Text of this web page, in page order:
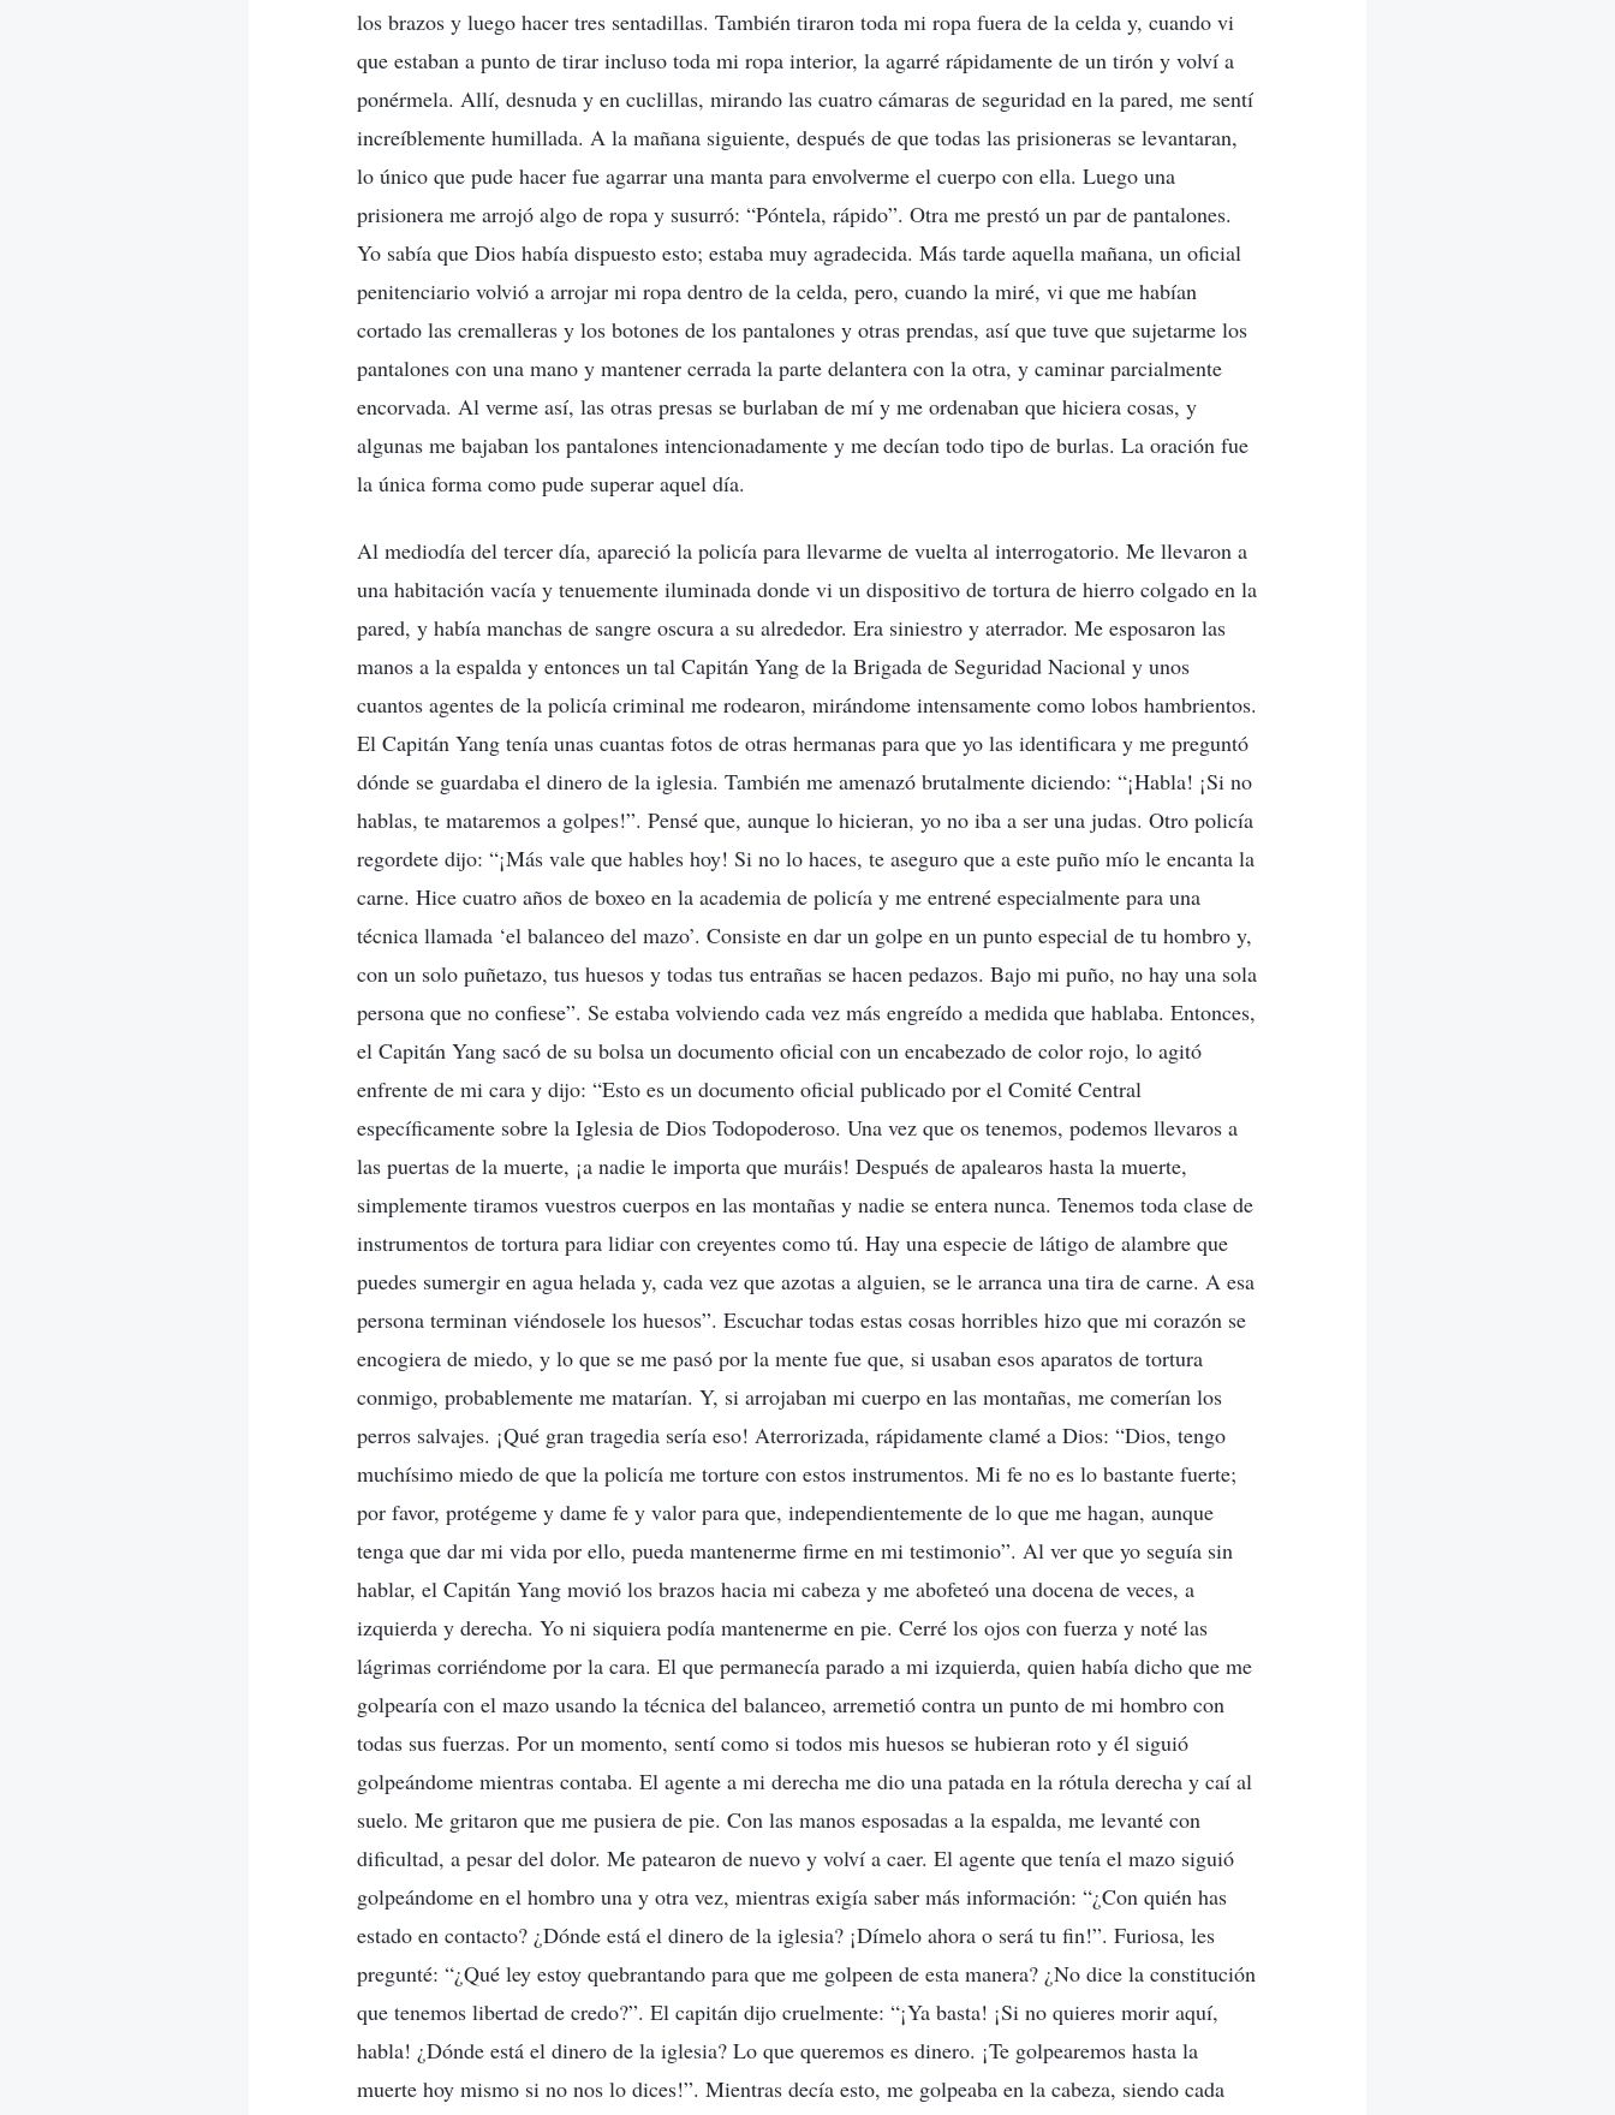
los brazos y luego hacer tres sentadillas. También tiraron toda mi ropa fuera de la celda y, cuando vi
que estaban a punto de tirar incluso toda mi ropa interior, la agarré rápidamente de un tirón y volví a
ponérmela. Allí, desnuda y en cuclillas, mirando las cuatro cámaras de seguridad en la pared, me sentí
increíblemente humillada. A la mañana siguiente, después de que todas las prisioneras se levantaran,
lo único que pude hacer fue agarrar una manta para envolverme el cuerpo con ella. Luego una
prisionera me arrojó algo de ropa y susurró: “Póntela, rápido”. Otra me prestó un par de pantalones.
Yo sabía que Dios había dispuesto esto; estaba muy agradecida. Más tarde aquella mañana, un oficial
penitenciario volvió a arrojar mi ropa dentro de la celda, pero, cuando la miré, vi que me habían
cortado las cremalleras y los botones de los pantalones y otras prendas, así que tuve que sujetarme los
pantalones con una mano y mantener cerrada la parte delantera con la otra, y caminar parcialmente
encorvada. Al verme así, las otras presas se burlaban de mí y me ordenaban que hiciera cosas, y
algunas me bajaban los pantalones intencionadamente y me decían todo tipo de burlas. La oración fue
la única forma como pude superar aquel día.
Al mediodía del tercer día, apareció la policía para llevarme de vuelta al interrogatorio. Me llevaron a
una habitación vacía y tenuemente iluminada donde vi un dispositivo de tortura de hierro colgado en la
pared, y había manchas de sangre oscura a su alrededor. Era siniestro y aterrador. Me esposaron las
manos a la espalda y entonces un tal Capitán Yang de la Brigada de Seguridad Nacional y unos
cuantos agentes de la policía criminal me rodearon, mirándome intensamente como lobos hambrientos.
El Capitán Yang tenía unas cuantas fotos de otras hermanas para que yo las identificara y me preguntó
dónde se guardaba el dinero de la iglesia. También me amenazó brutalmente diciendo: “¡Habla! ¡Si no
hablas, te mataremos a golpes!”. Pensé que, aunque lo hicieran, yo no iba a ser una judas. Otro policía
regordete dijo: “¡Más vale que hables hoy! Si no lo haces, te aseguro que a este puño mío le encanta la
carne. Hice cuatro años de boxeo en la academia de policía y me entrené especialmente para una
técnica llamada ‘el balanceo del mazo’. Consiste en dar un golpe en un punto especial de tu hombro y,
con un solo puñetazo, tus huesos y todas tus entrañas se hacen pedazos. Bajo mi puño, no hay una sola
persona que no confiese”. Se estaba volviendo cada vez más engreído a medida que hablaba. Entonces,
el Capitán Yang sacó de su bolsa un documento oficial con un encabezado de color rojo, lo agitó
enfrente de mi cara y dijo: “Esto es un documento oficial publicado por el Comité Central
específicamente sobre la Iglesia de Dios Todopoderoso. Una vez que os tenemos, podemos llevaros a
las puertas de la muerte, ¡a nadie le importa que muráis! Después de apalearos hasta la muerte,
simplemente tiramos vuestros cuerpos en las montañas y nadie se entera nunca. Tenemos toda clase de
instrumentos de tortura para lidiar con creyentes como tú. Hay una especie de látigo de alambre que
puedes sumergir en agua helada y, cada vez que azotas a alguien, se le arranca una tira de carne. A esa
persona terminan viéndosele los huesos”. Escuchar todas estas cosas horribles hizo que mi corazón se
encogiera de miedo, y lo que se me pasó por la mente fue que, si usaban esos aparatos de tortura
conmigo, probablemente me matarían. Y, si arrojaban mi cuerpo en las montañas, me comerían los
perros salvajes. ¡Qué gran tragedia sería eso! Aterrorizada, rápidamente clamé a Dios: “Dios, tengo
muchísimo miedo de que la policía me torture con estos instrumentos. Mi fe no es lo bastante fuerte;
por favor, protégeme y dame fe y valor para que, independientemente de lo que me hagan, aunque
tenga que dar mi vida por ello, pueda mantenerme firme en mi testimonio”. Al ver que yo seguía sin
hablar, el Capitán Yang movió los brazos hacia mi cabeza y me abofeteó una docena de veces, a
izquierda y derecha. Yo ni siquiera podía mantenerme en pie. Cerré los ojos con fuerza y noté las
lágrimas corriéndome por la cara. El que permanecía parado a mi izquierda, quien había dicho que me
golpearía con el mazo usando la técnica del balanceo, arremetió contra un punto de mi hombro con
todas sus fuerzas. Por un momento, sentí como si todos mis huesos se hubieran roto y él siguió
golpeándome mientras contaba. El agente a mi derecha me dio una patada en la rótula derecha y caí al
suelo. Me gritaron que me pusiera de pie. Con las manos esposadas a la espalda, me levanté con
dificultad, a pesar del dolor. Me patearon de nuevo y volví a caer. El agente que tenía el mazo siguió
golpeándome en el hombro una y otra vez, mientras exigía saber más información: “¿Con quién has
estado en contacto? ¿Dónde está el dinero de la iglesia? ¡Dímelo ahora o será tu fin!”. Furiosa, les
pregunté: “¿Qué ley estoy quebrantando para que me golpeen de esta manera? ¿No dice la constitución
que tenemos libertad de credo?”. El capitán dijo cruelmente: “¡Ya basta! ¡Si no quieres morir aquí,
habla! ¿Dónde está el dinero de la iglesia? Lo que queremos es dinero. ¡Te golpearemos hasta la
muerte hoy mismo si no nos lo dices!”. Mientras decía esto, me golpeaba en la cabeza, siendo cada